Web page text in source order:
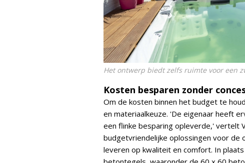
Het ontwerp biedt zelfs ruimte voor een
Kosten besparen zonder
Om de kosten binnen het budget te
en materiaalkeuze. 'De eigenaar heeft
een flinke besparing opleverde,' vertelt
budgetvriendelijke oplossingen voor de
leveren op kwaliteit en comfort. In